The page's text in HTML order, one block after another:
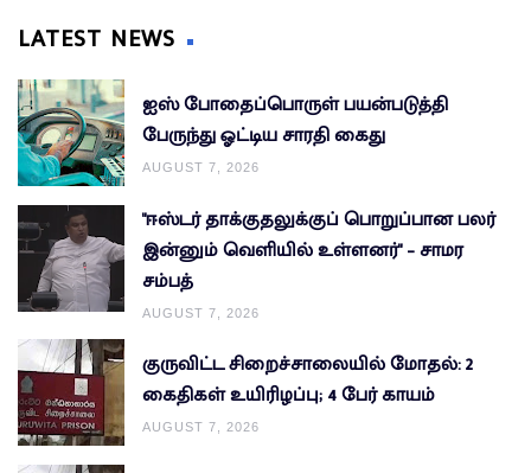
LATEST NEWS
ஐஸ் போதைப்பொருள் பயன்படுத்தி
பேருந்து ஓட்டிய சாரதி கைது
AUGUST 7, 2026
"ஈஸ்டர் தாக்குதலுக்குப் பொறுப்பான பலர்
இன்னும் வெளியில் உள்ளனர்" – சாமர
சம்பத்
AUGUST 7, 2026
குருவிட்ட சிறைச்சாலையில் மோதல்: 2
கைதிகள் உயிரிழப்பு; 4 பேர் காயம்
AUGUST 7, 2026